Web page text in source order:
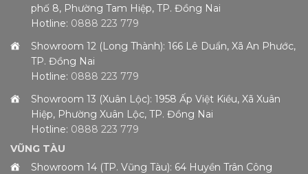
phố 8, Phường Tam Hiệp, TP. Đồng Nai
Hotline: 0888 223 779
Showroom 12 (Long Thành): 166 Lê Duẩn, Xã An Phước,
TP. Đồng Nai
Hotline: 0888 223 779
Showroom 13 (Xuân Lộc): 1958 Ấp Việt Kiều, Xã Xuân
Hiệp, Phường Xuân Lộc, TP. Đồng Nai
Hotline: 0888 223 779
VŨNG TÀU
Showroom 14 (TP. Vũng Tàu): 64 Huyền Trân Công